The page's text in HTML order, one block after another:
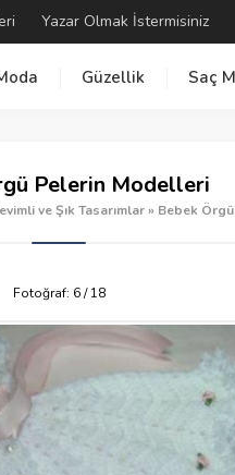
Yazar Olmak İstermisiniz
Güzellik Saç
Pelerin Modelleri
ve Şık Tasarımlar» Bebek
Fotoğraf: 6 / 18